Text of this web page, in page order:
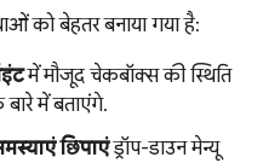
को बेहतर बनाया गया है:
में मौजूद चेकबॉक्स की स्थिति
बारे में बताएंगे.
छिपाएंड्रॉप-डाउन मेन्यू